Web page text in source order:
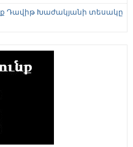
Դավիթ Խաժակյանի տեսակը